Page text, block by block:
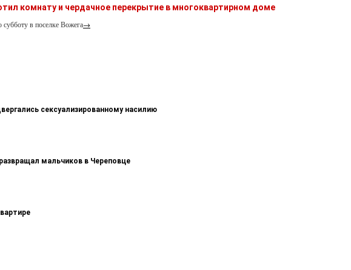
комнату и чердачное перекрытие в многоквартирном доме
в поселке Вожега→
сексуализированному насилию
мальчиков в Череповце